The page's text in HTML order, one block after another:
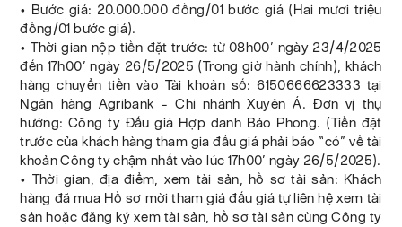
• Bước giá: 20.000.000 đồng/01 bước giá (Hai mươi triệu
đồng/01 bước giá).
• Thời gian nộp tiền đặt trước: từ 08h00’ ngày 23/4/2025
đến 17h00’ ngày 26/5/2025 (Trong giờ hành chính), khách
hàng chuyển tiền vào Tài khoản số: 6150666623333 tại
Ngân hàng Agribank – Chi nhánh Xuyên Á. Đơn vị thụ
hưởng: Công ty Đấu giá Hợp danh Bảo Phong. (Tiền đặt
trước của khách hàng tham gia đấu giá phải báo “có” về tài
khoản Công ty chậm nhất vào lúc 17h00’ ngày 26/5/2025).
• Thời gian, địa điểm, xem tài sản, hồ sơ tài sản: Khách
hàng đã mua Hồ sơ mời tham giá đấu giá tự liên hệ xem tài
sản hoặc đăng ký xem tài sản, hồ sơ tài sản cùng Công ty